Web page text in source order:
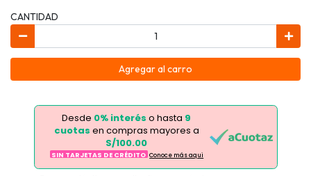
CANTIDAD
Agregar al carro
Desde 0% interés o hasta 9
cuotas en compras mayores a
S/100.00
SIN TARJETAS DE CRÉDITO Conoce más aqui